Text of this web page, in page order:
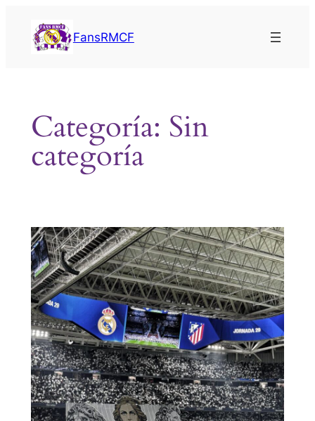
contenido
FansRMCF
Categoría: Sin
categoría